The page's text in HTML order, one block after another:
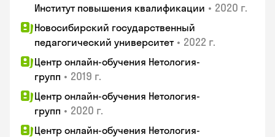
Институт повышения квалификации • 2020 г.
Новосибирский государственный
педагогический университет • 2022 г.
Центр онлайн-обучения Нетология-
групп • 2019 г.
Центр онлайн-обучения Нетология-
групп • 2020 г.
Центр онлайн-обучения Нетология-